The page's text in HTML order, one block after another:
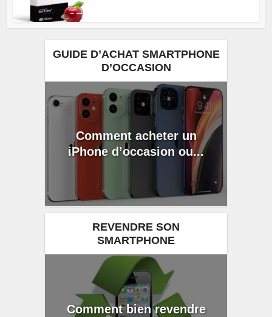
GUIDE D’ACHAT SMARTPHONE
D’OCCASION
Comment acheter un
iPhone d’occasion ou...
REVENDRE SON
SMARTPHONE
Comment bien revendre